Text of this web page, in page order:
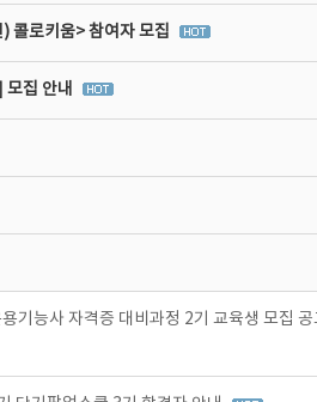
콜로키움> 참여자 모집
집 안내
기능사 자격증 대비과정 2기 교육생 모집 공